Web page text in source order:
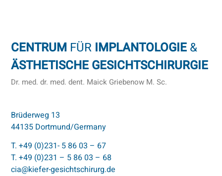
CENTRUM FÜR IMPLANTOLOGIE &
ÄSTHETISCHE GESICHTSCHIRURGIE
Dr. med. dr. med. dent. Maick Griebenow M. Sc.
Brüderweg 13
44135 Dortmund/Germany
T. +49 (0)231- 5 86 03 – 67
T. +49 (0)231 – 5 86 03 – 68
cia@kiefer-gesichtschirurg.de